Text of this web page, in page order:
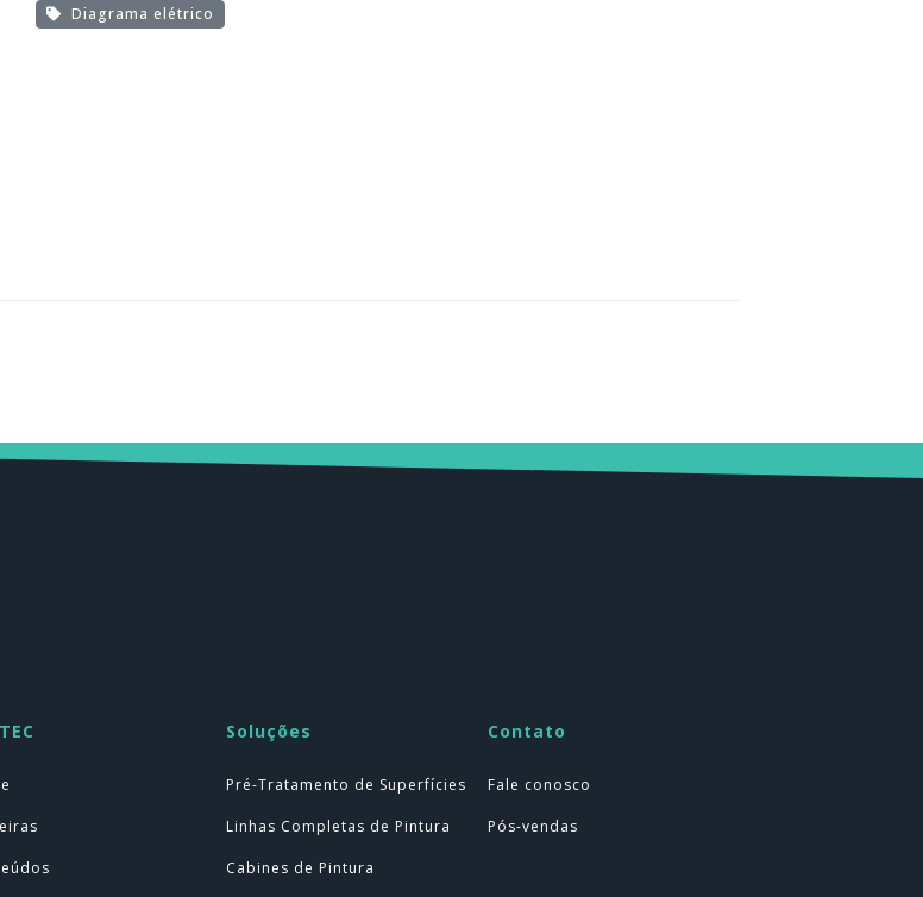
Diagrama elétrico
Soluções Contato
Pré-Tratamento de Superfícies
Linhas Completas de Pintura
Cabines de Pintura
Fale conosco
Pós-vendas